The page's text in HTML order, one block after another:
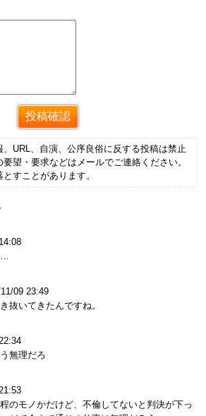
URL、自演、公序良俗に反する投稿は禁止
望・要求などはメールでご連絡ください。
すことがあります。
09 23:49
抜いてきたんですね。
無理だろ
のモノかだけど、不倫してないと判決が下っ